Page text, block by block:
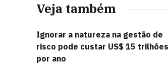
Veja também
Ignorar a natureza na gestão de
risco pode custar US$ 15 trilhões
por ano